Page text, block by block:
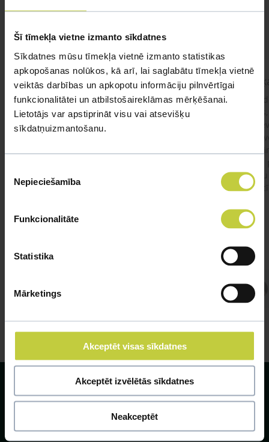
Šī tīmekļa vietne izmanto sīkdatnes
Sīkdatnes mūsu tīmekļa vietnē izmanto statistikas
apkopošanas nolūkos, kā arī, lai saglabātu tīmekļa vietnē
veiktās darbības un apkopotu informāciju pilnvērtīgai
funkcionalitātei un atbilstošaireklāmas mērķēšanai.
Lietotājs var apstiprināt visu vai atsevišķu
sīkdatņuizmantošanu.
izvēle
Nepieciešamība
Funkcionalitāte
Statistika
Mārketings
Akceptēt visas sīkdatnes
Akceptēt izvēlētās sīkdatnes
Neakceptēt
kaķis apēdis plēvi
Ja kaķim gadījies apēst plastiku ,ko ieklāj zem
garnelēm kārbiņās apakšā.Kādas sekas varētu
būt?Kā kaķis varētu reağēt...Ko darīt?
Veterinārārsts
būtu
SIA ZOO Centrs, LV40003622166,